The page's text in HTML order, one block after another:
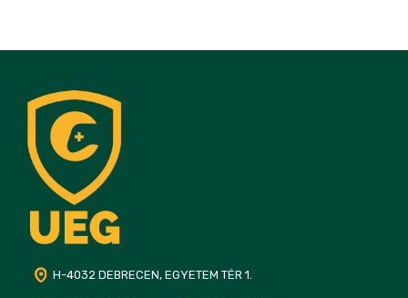
H-4032 DEBRECEN, EGYETEM TÉR 1.